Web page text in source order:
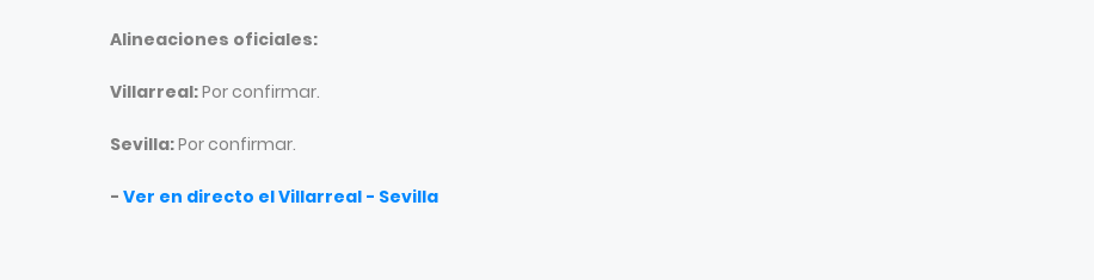
Alineaciones oficiales:
Villarreal:Por confirmar.
Sevilla:Por confirmar.
- Ver en directo el Villarreal - Sevilla